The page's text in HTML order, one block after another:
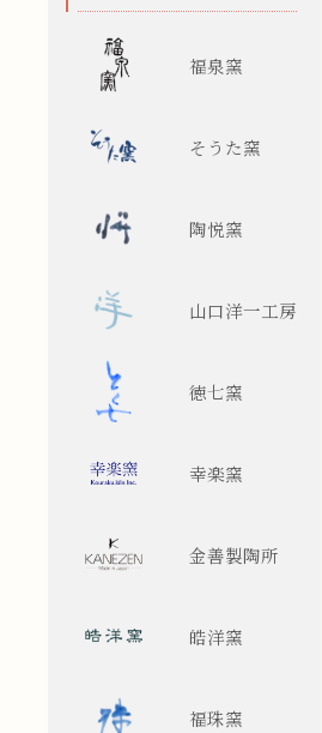
福泉窯
そうた窯
陶悦窯
山口洋一工房
徳七窯
幸楽窯
金善製陶所
皓洋窯
福珠窯